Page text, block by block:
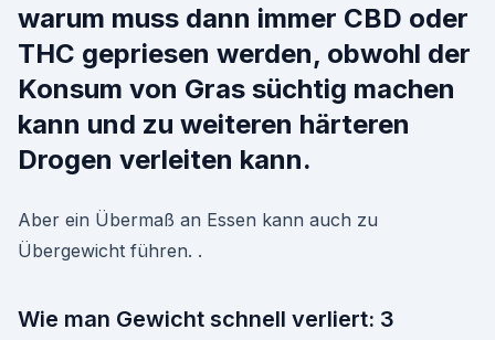
warum muss dann immer CBD oder
THC gepriesen werden, obwohl der
Konsum von Gras süchtig machen
kann und zu weiteren härteren
Drogen verleiten kann.
Aber ein Übermaß an Essen kann auch zu
Übergewicht führen. .
Wie man Gewicht schnell verliert: 3